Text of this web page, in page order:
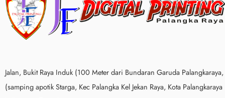
Jalan, Bukit Raya Induk (100 Meter dari Bundaran Garuda Palangkaraya,
(samping apotik Starga, Kec Palangka Kel Jekan Raya, Kota Palangkaraya